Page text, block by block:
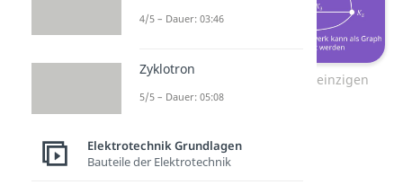
K1 und K2 sind über einen einzigen
Zweig verbunden
4/5 – Dauer: 03:46
Zyklotron
5/5 – Dauer: 05:08
Elektrotechnik Grundlagen
Bauteile der Elektrotechnik